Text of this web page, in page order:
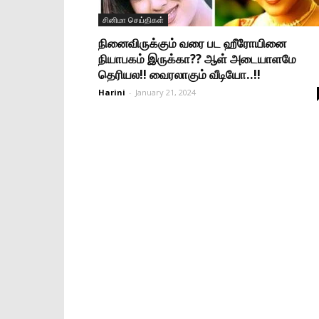
சினிமா செய்திகள்
நினைவிருக்கும் வரை பட ஹீரோயினை
நியாபகம் இருக்கா?? ஆள் அடையாளமே
தெரியல!! வைரலாகும் வீடியோ..!!
Harini - January 21, 2024